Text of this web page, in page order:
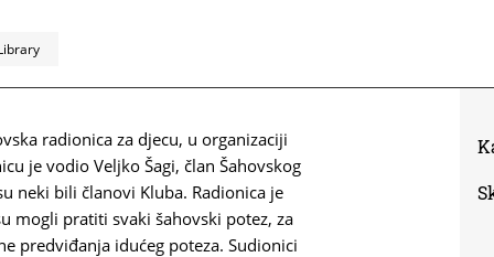
radionica za djecu, u organizaciji
je vodio Veljko Šagi, član Šahovskog
neki bili članovi Kluba. Radionica je
mogli pratiti svaki šahovski potez, za
predviđanja idućeg poteza. Sudionici